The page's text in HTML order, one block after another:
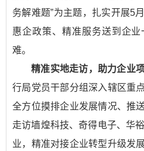
务解难题”为主题，扎实开展5
惠企政策、精准服务送到企
难。
精准实地走访，助力企业项
行局党员干部分组深入辖区重
全方位摸排企业发展情况、推
走访墙煌科技、奇得电子、华
业，精准对接企业转型升级发